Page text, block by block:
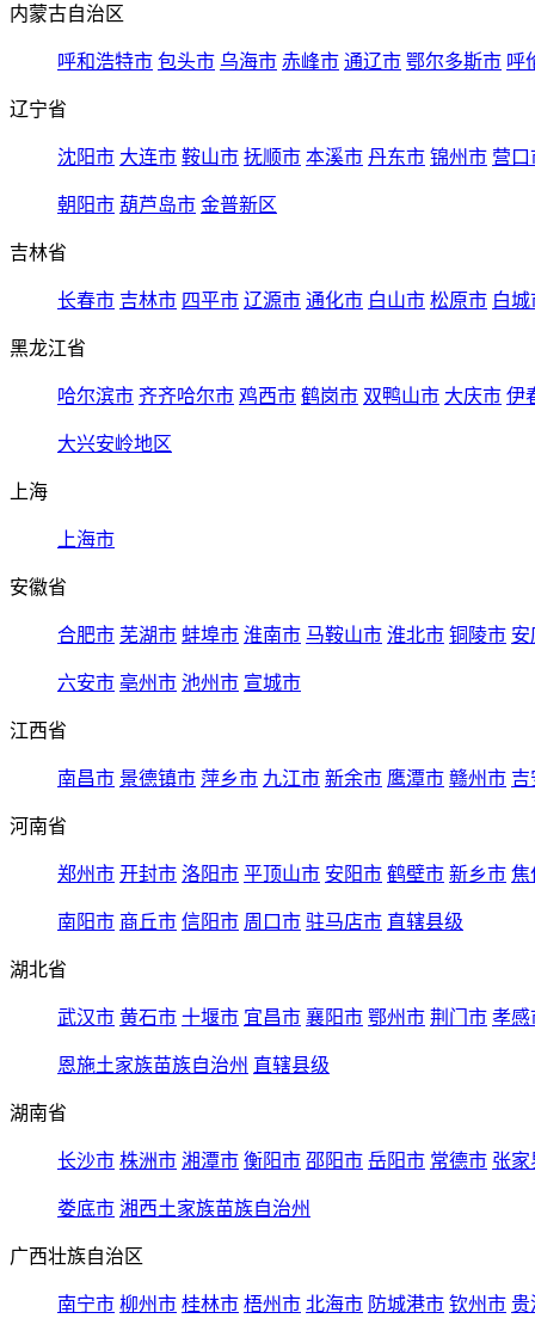
内蒙古自治区
呼和浩特市 包头市 乌海市 赤峰市 通辽市 鄂尔多斯市 呼
辽宁省
沈阳市 大连市 鞍山市 抚顺市 本溪市 丹东市 锦州市 营口
朝阳市 葫芦岛市 金普新区
吉林省
长春市 吉林市 四平市 辽源市 通化市 白山市 松原市 白城
黑龙江省
哈尔滨市 齐齐哈尔市 鸡西市 鹤岗市 双鸭山市 大庆市 伊
大兴安岭地区
上海
上海市
安徽省
合肥市 芜湖市 蚌埠市 淮南市 马鞍山市 淮北市 铜陵市 安
六安市 亳州市 池州市 宣城市
江西省
南昌市 景德镇市 萍乡市 九江市 新余市 鹰潭市 赣州市 吉
河南省
郑州市 开封市 洛阳市 平顶山市 安阳市 鹤壁市 新乡市 焦
南阳市 商丘市 信阳市 周口市 驻马店市 直辖县级
湖北省
武汉市 黄石市 十堰市 宜昌市 襄阳市 鄂州市 荆门市 孝感
恩施土家族苗族自治州 直辖县级
湖南省
长沙市 株洲市 湘潭市 衡阳市 邵阳市 岳阳市 常德市 张家
娄底市 湘西土家族苗族自治州
广西壮族自治区
南宁市 柳州市 桂林市 梧州市 北海市 防城港市 钦州市 贵